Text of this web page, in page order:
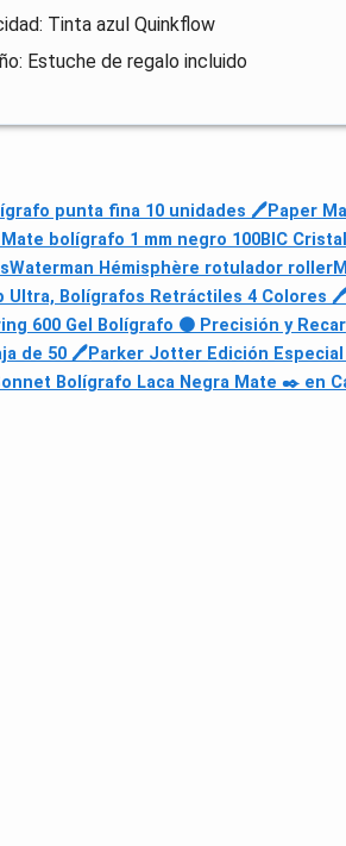
Tinta azul Quinkflow
Estuche de regalo incluido
punta fina 10 unidades 🖊Paper
Mate bolígrafo 1 mm negro 100BIC
Waterman Hémisphère rotulador roller
Ultra, Bolígrafos Retráctiles 4 Colores
600 Gel Bolígrafo ⚫ Precisión y
de 50 🖊Parker Jotter Edición
Bolígrafo Laca Negra Mate ✒️ en